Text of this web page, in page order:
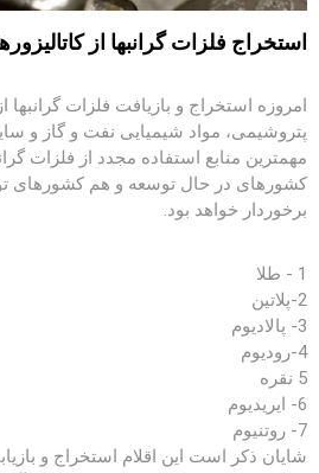
استخراج فلزات گرانبها از
امروزه استخراج و بازیافت فلزات گرانبها
پتروشیمی، مواد شیمیایی نفت و گاز و
مهمترین منابع استفاده مجدد از فلزات
کشورهای در حال توسعه و هم کشورهای
برخوردار خواهد بود.
1 - طلا
2-پلاتین
3- پالادیوم
4-رودیوم
5 نقره
6- ایریدیوم
7- روتنیوم
شایان ذکر است این اقلام استخراج و